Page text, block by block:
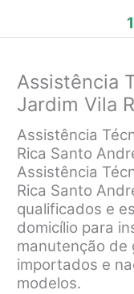
Assistência
Jardim Vila
Assistência
Rica Santo
Assistência
Rica Santo
qualificados e
domicílio para
manutenção de
importados e
modelos.